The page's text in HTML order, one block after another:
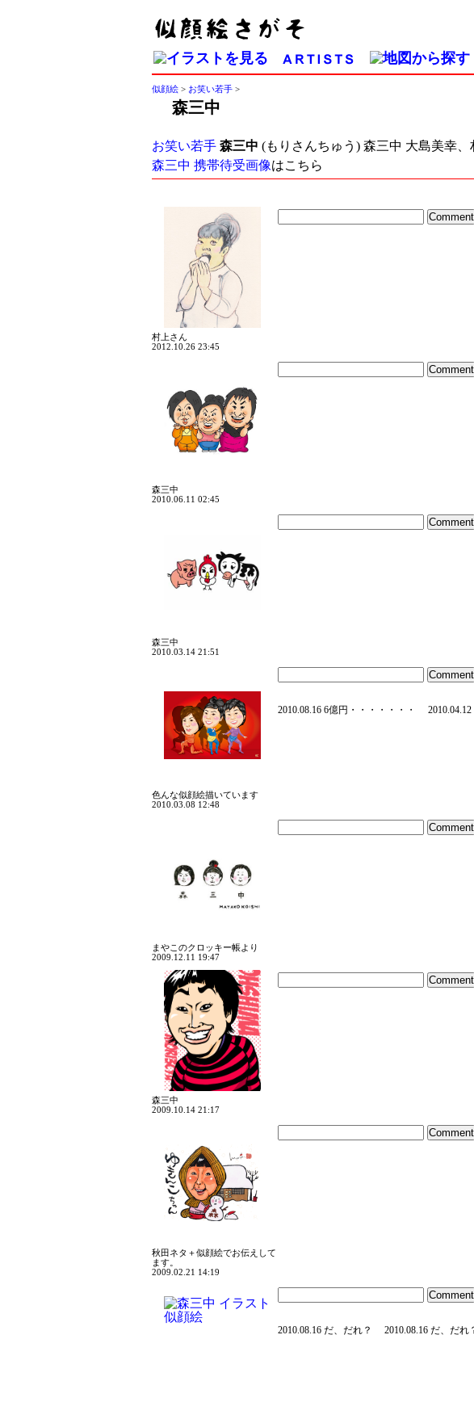
似顔絵 > お笑い若手 >
森三中
お笑い若手 森三中 (もりさんちゅう) 森三中 大島美幸
森三中 携帯待受画像はこちら
村上さん
2012.10.26 23:45
森三中
2010.06.11 02:45
森三中
2010.03.14 21:51
色んな似顔絵描いています
2010.03.08 12:48
2010.08.16 6億円・・・・・・・
まやこのクロッキー帳より
2009.12.11 19:47
森三中
2009.10.14 21:17
秋田ネタ＋似顔絵でお伝えして
ます。
2009.02.21 14:19
2010.08.16 だ、だれ？ 2010.08.16 だ、だれ